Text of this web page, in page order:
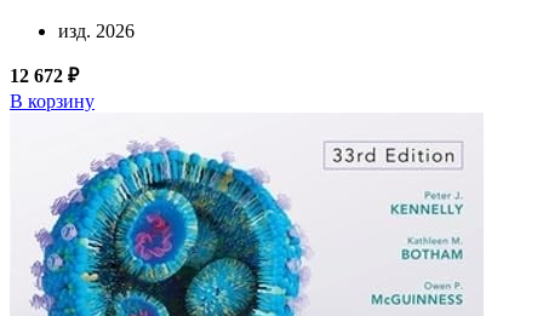
изд. 2026
12 672 ₽
В корзину